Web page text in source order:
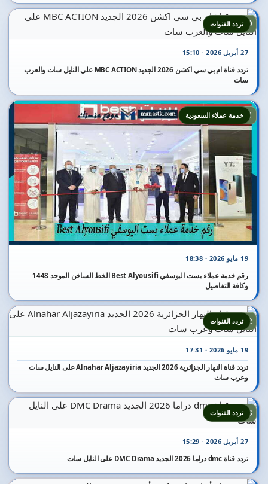
10
27 أبريل 2026 · 15:10
تردد قناة ام بي سي اكشن 2026 الجديد MBC ACTION علي النايل سات والعرب
سات
تردد القنوات
11
19 مايو 2026 · 18:38
رقم خدمة عملاء بست اليوسفي Best Alyousifi الخط الساخن الموحد 1448
وكافة التفاصيل
خدمة عملاء السعودية
12
19 مايو 2026 · 17:31
تردد قناة النهار الجزائرية 2026 الجديد Alnahar Aljazayiria على النايل سات
وعرب سات
تردد القنوات
13
27 أبريل 2026 · 15:29
تردد قناة dmc دراما 2026 الجديد DMC Drama على النايل سات
تردد القنوات